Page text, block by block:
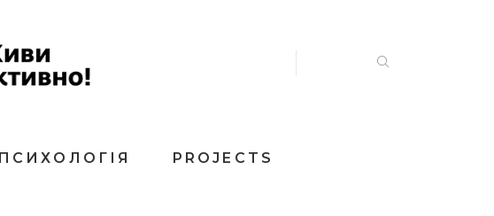
ПСИХОЛОГІЯ PROJECTS